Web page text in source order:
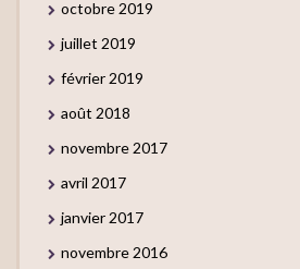
octobre 2019
juillet 2019
février 2019
août 2018
novembre 2017
avril 2017
janvier 2017
novembre 2016